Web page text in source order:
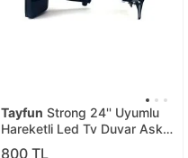
Tayfun Strong 24'' Uyumlu
Hareketli Led Tv Duvar Askı
Aparatı
800 TL